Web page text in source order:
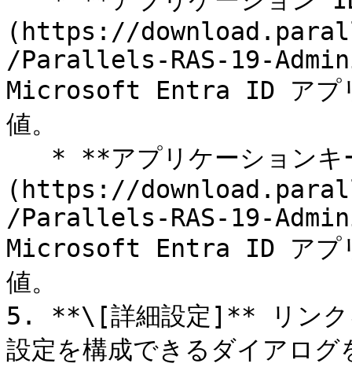
(https://
/Parallels-RAS-19-
Microsoft Entra ID アプリ
値。
(https://
/Parallels-RAS-19-
Microsoft Entra ID アプリ
値。
5. **\[詳細設定]** リンク
設定を構成できるダイアログ